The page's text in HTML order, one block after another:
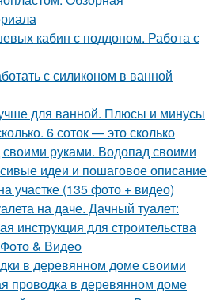
кабин с поддоном. Работа с
с силиконом в ванной
для ванной. Плюсы и минусы
6 соток — это сколько
руками. Водопад своими
идеи и пошаговое описание
участке (135 фото + видео)
на даче. Дачный туалет:
инструкция для строительства
& Видео
в деревянном доме своими
проводка в деревянном доме